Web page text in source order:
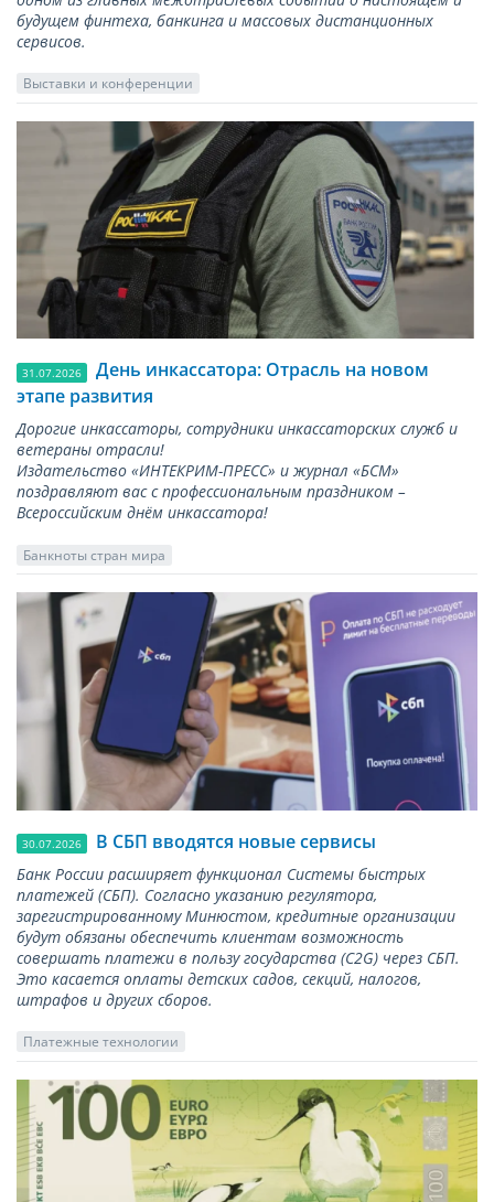
будущем финтеха, банкинга и массовых дистанционных
сервисов.
Выставки и конференции
31.07.2026
День инкассатора: Отрасль на новом
этапе развития
Дорогие инкассаторы, сотрудники инкассаторских служб и
ветераны отрасли!
Издательство «ИНТЕКРИМ-ПРЕСС» и журнал «БСМ»
поздравляют вас с профессиональным праздником –
Всероссийским днём инкассатора!
Банкноты стран мира
30.07.2026 В СБП вводятся новые сервисы
Банк России расширяет функционал Системы быстрых
платежей (СБП). Согласно указанию регулятора,
зарегистрированному Минюстом, кредитные организации
будут обязаны обеспечить клиентам возможность
совершать платежи в пользу государства (С2G) через СБП.
Это касается оплаты детских садов, секций, налогов,
штрафов и других сборов.
Платежные технологии